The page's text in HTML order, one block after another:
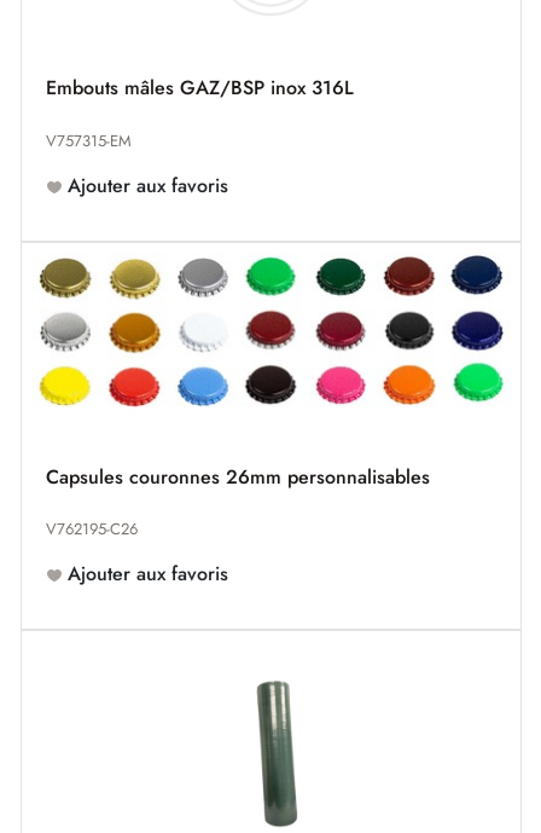
Embouts mâles GAZ/BSP inox 316L
V757315-EM
Ajouter aux favoris
Capsules couronnes 26mm personnalisables
V762195-C26
Ajouter aux favoris